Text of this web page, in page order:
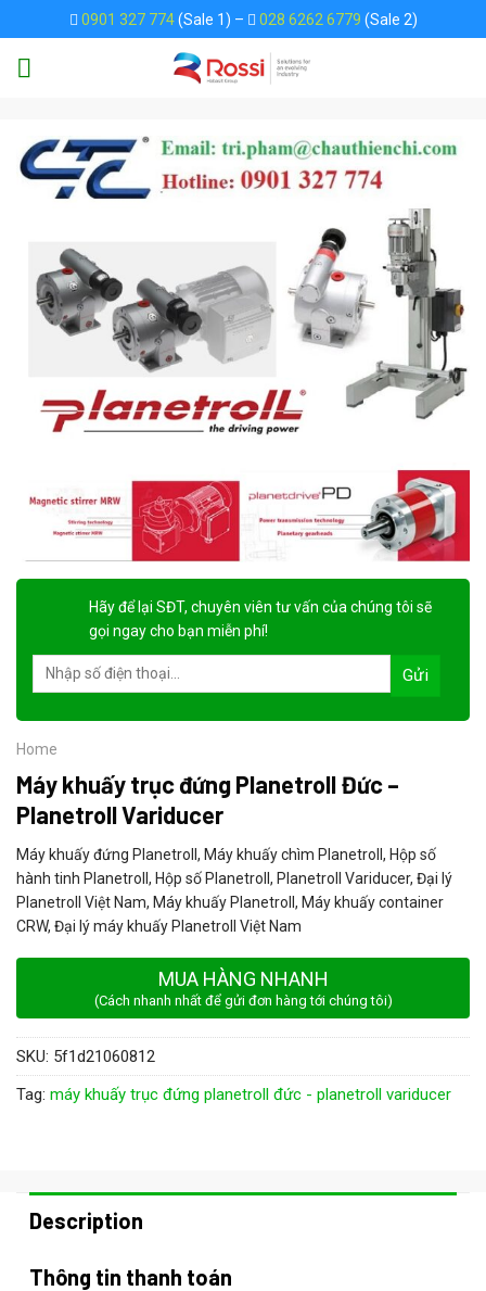
to
content
0901 327 774(Sale 1) – 028 6262 6779 (Sale 2)
Hãy để lại SĐT, chuyên viên tư vấn của chúng tôi sẽ
gọi ngay cho bạn miễn phí!
Home
Máy khuấy trục đứng Planetroll Đức –
Planetroll Variducer
Máy khuấy đứng Planetroll, Máy khuấy chìm Planetroll, Hộp số
hành tinh Planetroll, Hộp số Planetroll, Planetroll Variducer, Đại lý
Planetroll Việt Nam, Máy khuấy Planetroll, Máy khuấy container
CRW, Đại lý máy khuấy Planetroll Việt Nam
MUA HÀNG NHANH
(Cách nhanh nhất để gửi đơn hàng tới chúng tôi)
SKU: 5f1d21060812
Tag: máy khuấy trục đứng planetroll đức - planetroll variducer
Description
Thông tin thanh toán